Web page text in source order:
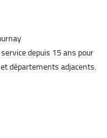
depuis 15 ans pour
départements adjacents.